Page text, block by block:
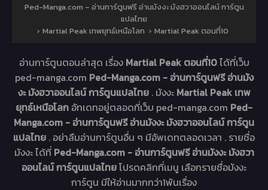
Ped-Manga.com – อ่านการ์ตูนฟรี อ่านมังงะ มังฮวาออนไลน์ การ์ตูน
แปลไทย
› Martial Peak เทพยุทธ์เหนือโลก › Martial Peak ตอนที่10
อ่านการ์ตูนตอนล่าสุด เรื่อง Martial Peak ตอนที่10ได้ที่เว็บ
ped-manga.com Ped-Manga.com - อ่านการ์ตูนฟรี อ่านมัง
งะ มังฮวาออนไลน์ การ์ตูนแปลไทย . มังงะ Martial Peak เทพ
ยุทธ์เหนือโลก อัทเดทอยู่ตลอดที่เว็บ ped-manga.com Ped-
Manga.com - อ่านการ์ตูนฟรี อ่านมังงะ มังฮวาออนไลน์ การ์ตูน
แปลไทย . อย่าลืมอ่านการ์ตูนอื่น ๆ มีอัพเดทตลอดเวลา . รายชื่อ
มังงะ ได้ที่ Ped-Manga.com - อ่านการ์ตูนฟรี อ่านมังงะ มังฮวา
ออนไลน์ การ์ตูนแปลไทยโปรดคลิกที่เมนู เลือกรายชื่อมังงะ
การ์ตูน มีให้อ่านมากกว่า1พันเรื่อง